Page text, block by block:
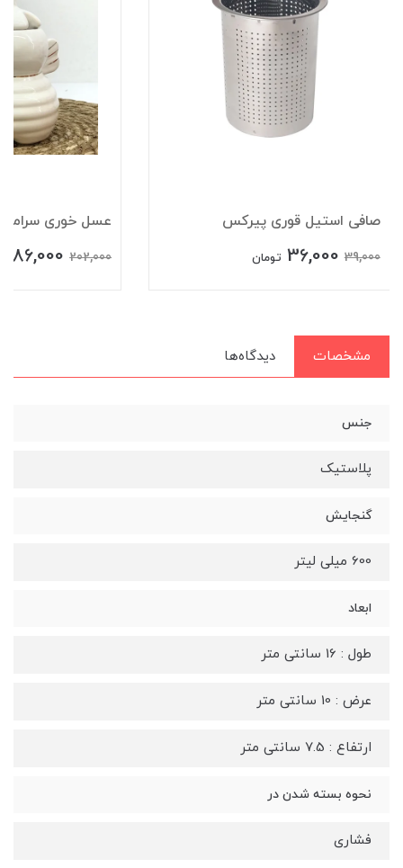
صافی استیل قوری پیرکس
39,000
36,000 تومان
عسل خوری
202,000
186,000
مشخصات دیدگاه‌ها
جنس
پلاستیک
گنجایش
600 میلی لیتر
ابعاد
طول : 16 سانتی متر
عرض : 10 سانتی متر
ارتفاع : 7.5 سانتی متر
نحوه بسته شدن در
فشاری